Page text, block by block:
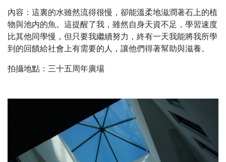
內容：這裏的水雖然流得很慢，卻能溫柔地滋潤著石上的植
物與池内的魚。這提醒了我，雖然自身天資不足，學習速度
比其他同學慢，但只要我繼續努力，終有一天我能將我所學
到的回饋給社會上有需要的人，讓他們得著幫助與滋養。
拍攝地點：三十五周年廣場